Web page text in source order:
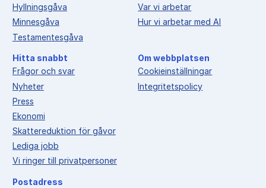
Hyllningsgåva
Minnesgåva
Testamentesgåva
Var vi arbetar
Hur vi arbetar med AI
Hitta snabbt
Frågor och svar
Nyheter
Press
Ekonomi
Skattereduktion för gåvor
Lediga jobb
Vi ringer till privatpersoner
Om webbplatsen
Cookieinställningar
Integritetspolicy
Postadress